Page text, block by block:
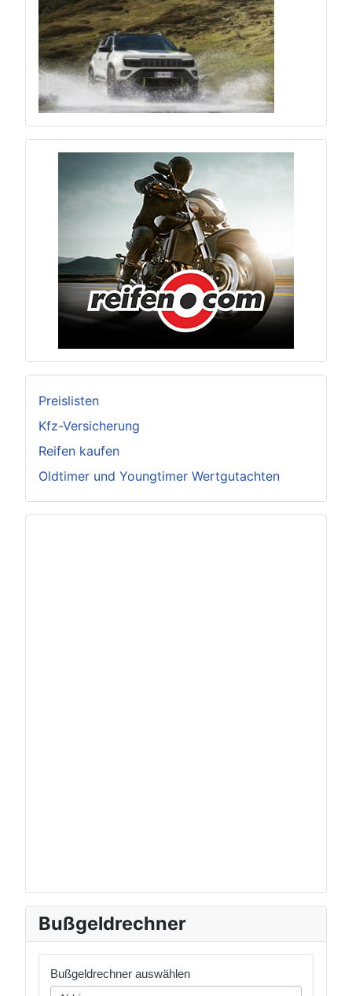
Preislisten
Kfz-Versicherung
Reifen kaufen
Oldtimer und Youngtimer Wertgutachten
Bußgeldrechner